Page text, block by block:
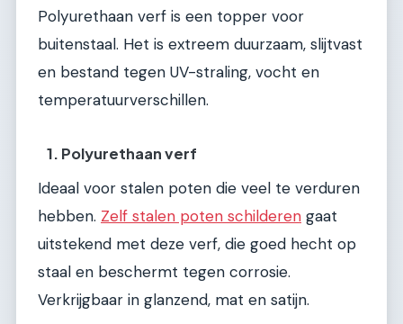
Polyurethaan verf is een topper voor
buitenstaal. Het is extreem duurzaam, slijtvast
en bestand tegen UV-straling, vocht en
temperatuurverschillen.
1. Polyurethaan verf
Ideaal voor stalen poten die veel te verduren
hebben. Zelf stalen poten schilderen gaat
uitstekend met deze verf, die goed hecht op
staal en beschermt tegen corrosie.
Verkrijgbaar in glanzend, mat en satijn.